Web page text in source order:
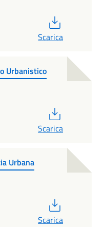
Scarica
Urbanistico
Scarica
Urbana
Scarica